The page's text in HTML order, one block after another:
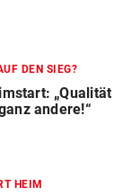
DEN SIEG?
„Qualität
andere!“
HEIM